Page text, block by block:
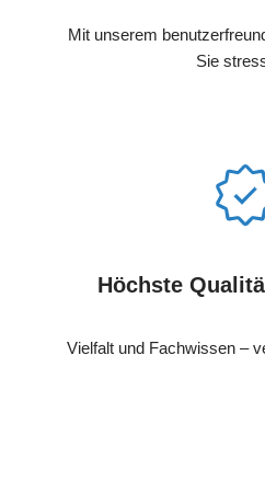
Mit unserem
Sie
Höchste
Vielfalt und Fachwissen –